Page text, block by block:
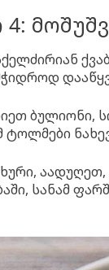
4:
ბულიონი,
ტოლმები
აადუღეთ,
სანამ